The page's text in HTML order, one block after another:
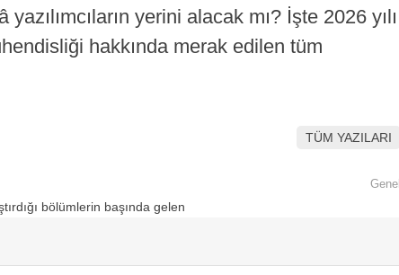
yerini alacak mı? İşte 2026 yılı
hakkında merak edilen tüm
TÜM YAZILARI
Genel